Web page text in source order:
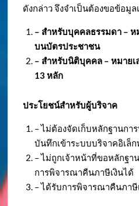
ดังกล่าว จึงจำเป็นต้องขอข้อมู
– สำหรับบุคคลธรรมดา – ห
บนบัตรประชาชน
– สำหรับนิติบุคคล – หมายเ
13 หลัก
ประโยชน์สำหรับผู้บริจาค
– ไม่ต้องจัดเก็บหลักฐานกา
บันทึกเข้าระบบบริจาคอิเล็
– ไม่ถูกเจ้าหน้าที่ขอหลักฐา
การพิจารณาคืนภาษีเงินได้
– ได้รับการพิจารณาคืนภาษี